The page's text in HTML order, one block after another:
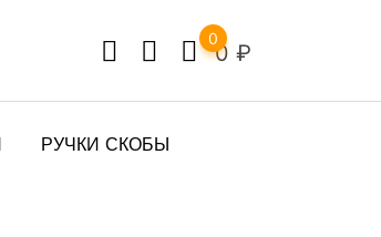
0 ₽
0
РУЧКИ СКОБЫ